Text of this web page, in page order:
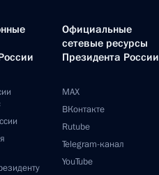
Официальные
сетевые ресурсы
Президента России
MAX
ВКонтакте
Rutube
Telegram-канал
YouTube